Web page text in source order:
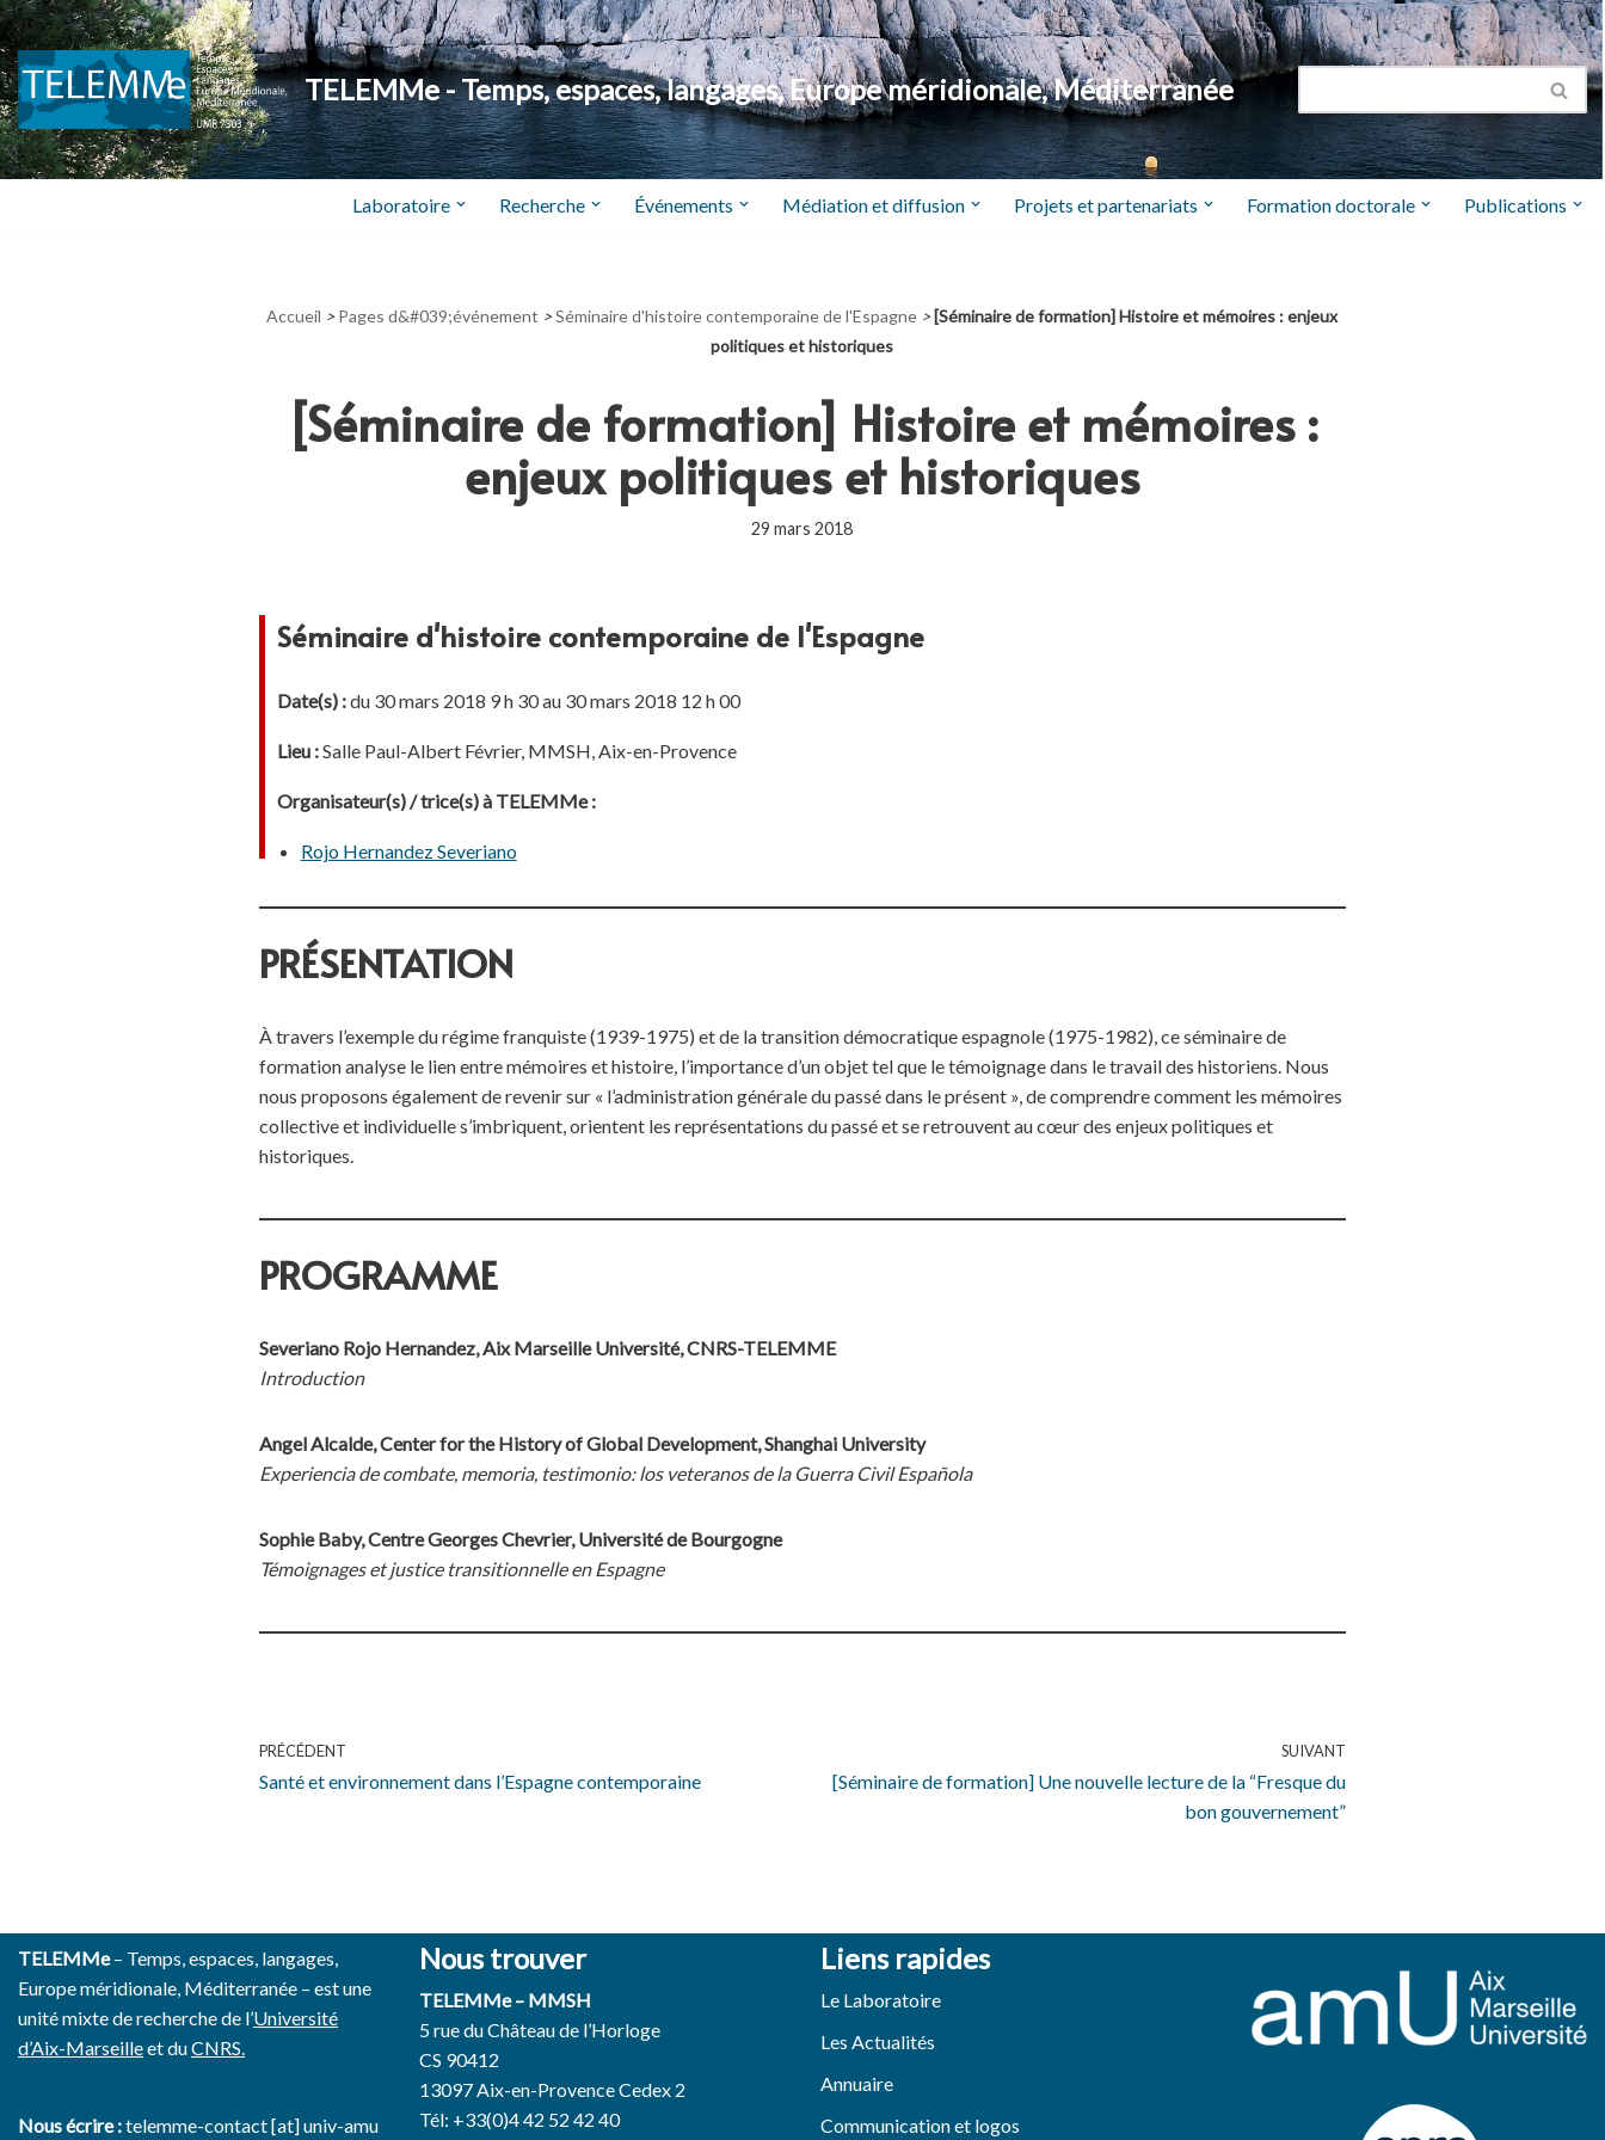
Aller
au
contenu
TELEMMe - Temps, espaces, langages, Europe méridionale, Méditerranée
Laboratoire Recherche Événements Médiation et diffusion Projets et partenariats Formation doctorale Publications
Accueil > Pages d&#039;événement >Séminaire d'histoire contemporaine de l'Espagne > [Séminaire de formation] Histoire et mémoires : enjeux
politiques et historiques
[Séminaire de formation] Histoire et mémoires :
enjeux politiques et historiques
29 mars 2018
Séminaire d'histoire contemporaine de l'Espagne
Date(s) :du 30 mars 2018 9 h 30 au 30 mars 2018 12 h 00
Lieu :Salle Paul-Albert Février, MMSH, Aix-en-Provence
Organisateur(s) / trice(s) à TELEMMe :
Rojo Hernandez Severiano
PRÉSENTATION
À travers l’exemple du régime franquiste (1939-1975) et de la transition démocratique espagnole (1975-1982), ce séminaire de
formation analyse le lien entre mémoires et histoire, l’importance d’un objet tel que le témoignage dans le travail des historiens. Nous
nous proposons également de revenir sur « l’administration générale du passé dans le présent », de comprendre comment les mémoires
collective et individuelle s’imbriquent, orientent les représentations du passé et se retrouvent au cœur des enjeux politiques et
historiques.
PROGRAMME
Severiano Rojo Hernandez, Aix Marseille Université, CNRS-TELEMME
Introduction
Angel Alcalde, Center for the History of Global Development, Shanghai University
Experiencia de combate, memoria, testimonio: los veteranos de la Guerra Civil Española
Sophie Baby, Centre Georges Chevrier, Université de Bourgogne
Témoignages et justice transitionnelle en Espagne
PRÉCÉDENT
Santé et environnement dans l’Espagne contemporaine
SUIVANT
[Séminaire de formation] Une nouvelle lecture de la “Fresque du
bon gouvernement”
TELEMMe– Temps, espaces, langages,
Europe méridionale, Méditerranée – est une
unité mixte de recherche de l’Université
d’Aix-Marseilleet duCNRS.
Nous écrire :telemme-contact [at] univ-amu
Nous trouver
TELEMMe – MMSH
5 rue du Château de l’Horloge
CS 90412
13097 Aix-en-Provence Cedex 2
Tél: +33(0)4 42 52 42 40
Liens rapides
Le Laboratoire
Les Actualités
Annuaire
Communication et logos